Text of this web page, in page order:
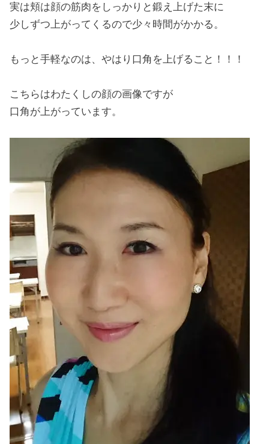
実は頬は顔の筋肉をしっかりと鍛え上げた末に
少しずつ上がってくるので少々時間がかかる。
もっと手軽なのは、やはり口角を上げること！！！
こちらはわたくしの顔の画像ですが
口角が上がっています。